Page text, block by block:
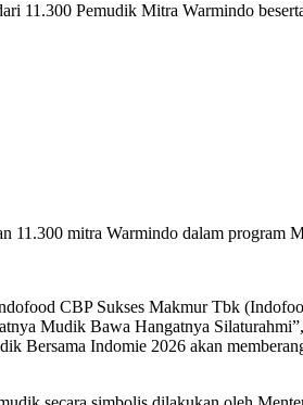
11.300 Pemudik Mitra Warmindo
11.300 mitra Warmindo dalam program
CBP Sukses Makmur Tbk
Mudik Bawa Hangatnya
Bersama Indomie 2026 akan